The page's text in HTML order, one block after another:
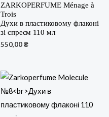
ZARKOPERFUME Ménage à
Trois
Духи в пластиковому флаконі
зі спреєм 110 мл
550,00₴